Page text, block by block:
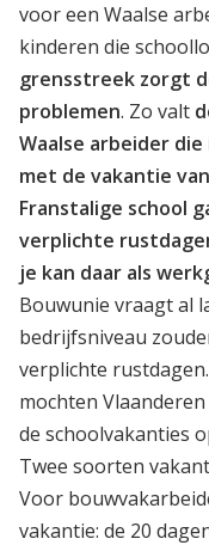
voor een Waalse
kinderen die
grensstreek zorgt
problemen. Zo valt
Waalse arbeider
met de vakantie
Franstalige school
verplichte
je kan daar als
Bouwunie vraagt al
bedrijfsniveau
verplichte
mochten
de schoolvakanties
Twee soorten
Voor
vakantie: de 20